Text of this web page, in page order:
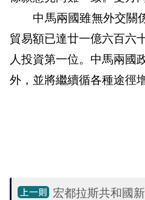
中馬兩國雖無外交關係
貿易額已達廿一億六百六
人投資第一位。中馬兩國
外，並將繼續循各種途徑
宏都拉斯共和國